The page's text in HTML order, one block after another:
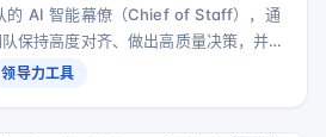
的 AI 智能幕僚（Chief of Staff），通
保持高度对齐、做出高质量决策，并以
领导力工具